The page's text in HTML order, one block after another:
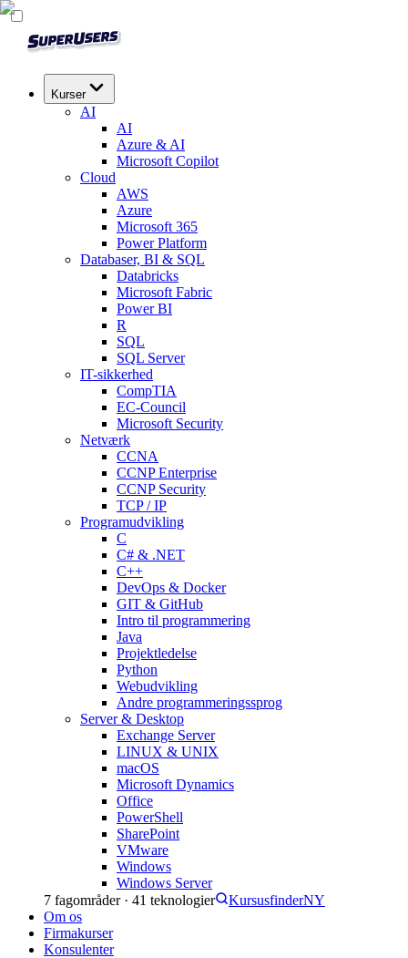
Kurser
AI
AI
Azure & AI
Microsoft Copilot
Cloud
AWS
Azure
Microsoft 365
Power Platform
Databaser, BI & SQL
Databricks
Microsoft Fabric
Power BI
R
SQL
SQL Server
IT-sikkerhed
CompTIA
EC-Council
Microsoft Security
Netværk
CCNA
CCNP Enterprise
CCNP Security
TCP / IP
Programudvikling
C
C# & .NET
C++
DevOps & Docker
GIT & GitHub
Intro til programmering
Java
Projektledelse
Python
Webudvikling
Andre programmeringssprog
Server & Desktop
Exchange Server
LINUX & UNIX
macOS
Microsoft Dynamics
Office
PowerShell
SharePoint
VMware
Windows
Windows Server
7 fagområder · 41 teknologier KursusfinderNY
Om os
Firmakurser
Konsulenter